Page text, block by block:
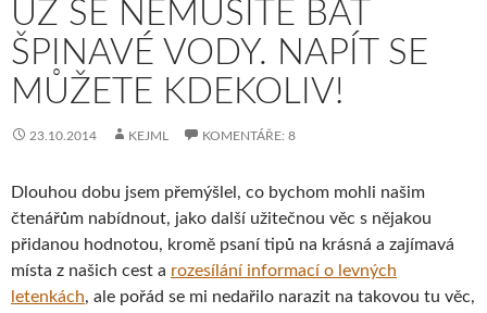
UŽ SE NEMUSÍTE BÁT
ŠPINAVÉ VODY. NAPÍT SE
MŮŽETE KDEKOLIV!
23.10.2014 KEJML KOMENTÁŘE: 8
Dlouhou dobu jsem přemýšlel, co bychom mohli našim
čtenářům nabídnout, jako další užitečnou věc s nějakou
přidanou hodnotou, kromě psaní tipů na krásná a zajímavá
místa z našich cest a rozesílání informací o levných
letenkách, ale pořád se mi nedařilo narazit na takovou tu věc,